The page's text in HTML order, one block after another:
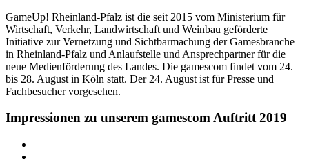
GameUp! Rheinland-Pfalz ist die seit 2015 vom Ministerium für
Wirtschaft, Verkehr, Landwirtschaft und Weinbau geförderte
Initiative zur Vernetzung und Sichtbarmachung der Gamesbranche
in Rheinland-Pfalz und Anlaufstelle und Ansprechpartner für die
neue Medienförderung des Landes. Die gamescom findet vom 24.
bis 28. August in Köln statt. Der 24. August ist für Presse und
Fachbesucher vorgesehen.
Impressionen zu unserem gamescom Auftritt 2019